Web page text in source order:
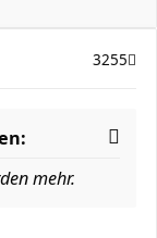
3255
mehr.